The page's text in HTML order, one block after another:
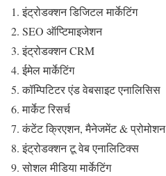
इंट्रोडक्शन डिजिटल मार्केटिंग
SEO ऑप्टिमाइजेशन
इंट्रोडक्शन CRM
ईमेल मार्केटिंग
कॉम्पिटिटर एंड वेबसाइट एनालिसिस
मार्केट रिसर्च
कंटेंट क्रिएशन, मैनेजमेंट & प्रोमोशन
इंट्रोडक्शन टू वेब एनालिटिक्स
सोशल मीडिया मार्केटिंग